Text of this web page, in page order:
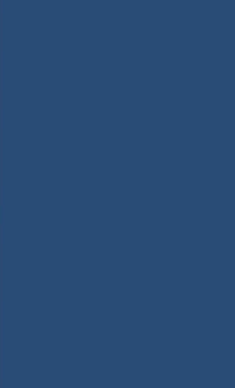
บการจัด Workshop ระดม
สุดล้ำ หรือจัด Hackathon
มตื่นตัวได้ในระยะสั้น แต่ถ้ามัน
จกต์ไปพัฒนาต่อ (Execution)
ทดลองตลาด มันก็คือ “การ
ท่านั้น
จำนวนไอเดีย” แต่ต้องวัดที่
ม่, การลดต้นทุน, หรือความพึง
งจับต้องได้
เมื่อแผน
หลัง